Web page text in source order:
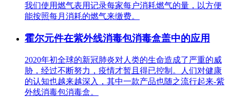
我们使用燃气表用记录每家每户消耗燃气的量，以方便
能按照每月消耗的燃气来缴费。
霍尔元件在紫外线消毒包消毒盒盖中的应用
2020年初全球的新冠肺炎对人类的生命造成了严重的威
胁，经过不断努力，疫情才暂且得已控制。人们对健康
的认知也越来越深入，其中一款产品也随之流行起来-紫
外线消毒包消毒盒。